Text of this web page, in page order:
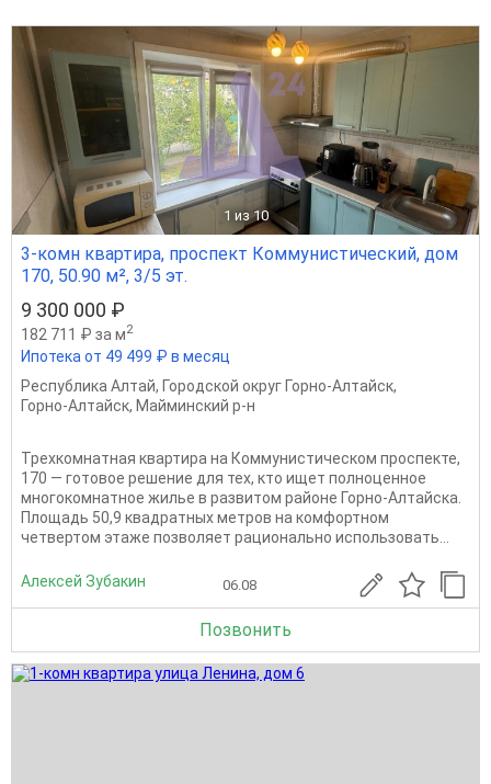
1 из 10
3-комн квартира, проспект Коммунистический, дом
170, 50.90 м², 3/5 эт.
9 300 000 ₽
182 711 ₽ за м2
Ипотека от 49 499 ₽ в месяц
Республика Алтай, Городской округ Горно-Алтайск,
Горно-Алтайск, Майминский р-н
Трехкомнатная квартира на Коммунистическом проспекте,
170 — готовое решение для тех, кто ищет полноценное
многокомнатное жилье в развитом районе Горно-Алтайска.
Площадь 50,9 квадратных метров на комфортном
четвертом этаже позволяет рационально использовать...
Алексей Зубакин 06.08
Позвонить